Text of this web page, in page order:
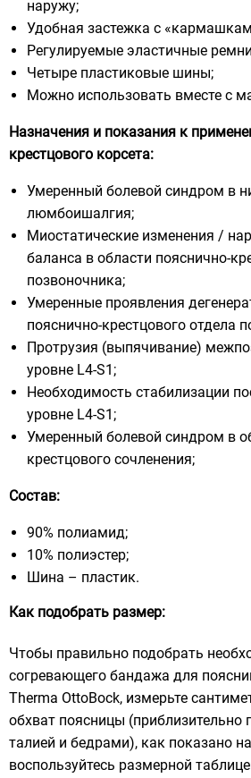
наружу;
Удобная застежка с
Регулируемые эластичные
Четыре пластиковые шины;
Можно использовать вместе с
Назначения и показания к
крестцового корсета:
Умеренный болевой синдром в
люмбоишалгия;
Миостатические изменения /
баланса в области пояснично-
позвоночника;
Умеренные проявления
пояснично-крестцового отдела
Протрузия (выпячивание)
уровне L4-S1;
Необходимость стабилизации
уровне L4-S1;
Умеренный болевой синдром в
крестцового сочленения;
Состав:
90% полиамид;
10% полиэстер;
Шина – пластик.
Как подобрать размер:
Чтобы правильно подобрать
согревающего бандажа для
Therma OttoBock, измерьте
обхват поясницы (приблизительно
талией и бедрами), как показано
воспользуйтесь размерной